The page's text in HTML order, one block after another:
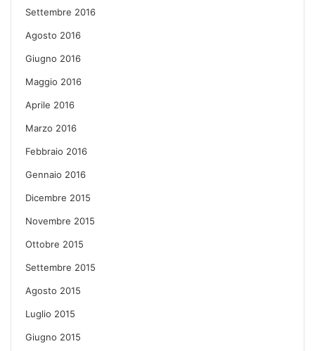
Settembre 2016
Agosto 2016
Giugno 2016
Maggio 2016
Aprile 2016
Marzo 2016
Febbraio 2016
Gennaio 2016
Dicembre 2015
Novembre 2015
Ottobre 2015
Settembre 2015
Agosto 2015
Luglio 2015
Giugno 2015